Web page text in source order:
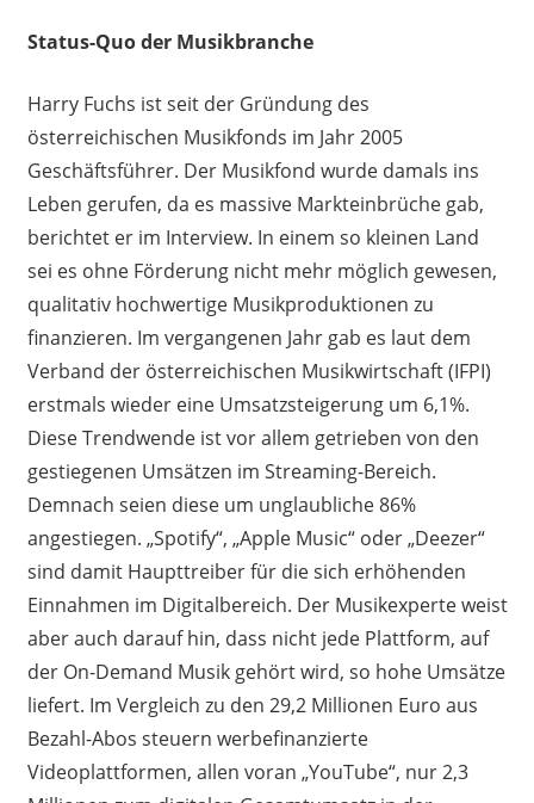
Status-Quo der Musikbranche
Harry Fuchs ist seit der Gründung des
österreichischen Musikfonds im Jahr 2005
Geschäftsführer. Der Musikfond wurde damals ins
Leben gerufen, da es massive Markteinbrüche gab,
berichtet er im Interview. In einem so kleinen Land
sei es ohne Förderung nicht mehr möglich gewesen,
qualitativ hochwertige Musikproduktionen zu
finanzieren. Im vergangenen Jahr gab es laut dem
Verband der österreichischen Musikwirtschaft (IFPI)
erstmals wieder eine Umsatzsteigerung um 6,1%.
Diese Trendwende ist vor allem getrieben von den
gestiegenen Umsätzen im Streaming-Bereich.
Demnach seien diese um unglaubliche 86%
angestiegen. „Spotify“, „Apple Music“ oder „Deezer“
sind damit Haupttreiber für die sich erhöhenden
Einnahmen im Digitalbereich. Der Musikexperte weist
aber auch darauf hin, dass nicht jede Plattform, auf
der On-Demand Musik gehört wird, so hohe Umsätze
liefert. Im Vergleich zu den 29,2 Millionen Euro aus
Bezahl-Abos steuern werbefinanzierte
Videoplattformen, allen voran „YouTube“, nur 2,3